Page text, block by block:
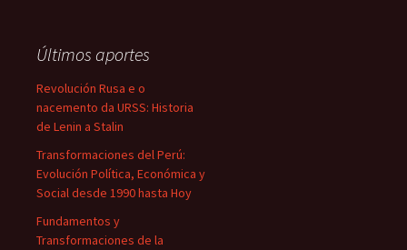
Últimos aportes
Revolución Rusa e o
nacemento da URSS: Historia
de Lenin a Stalin
Transformaciones del Perú:
Evolución Política, Económica y
Social desde 1990 hasta Hoy
Fundamentos y
Transformaciones de la